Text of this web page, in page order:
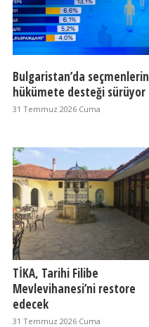
Bulgaristan’da seçmenlerin
hükümete desteği sürüyor
31 Temmuz 2026 Cuma
TİKA, Tarihi Filibe
Mevlevihanesi’ni restore
edecek
31 Temmuz 2026 Cuma